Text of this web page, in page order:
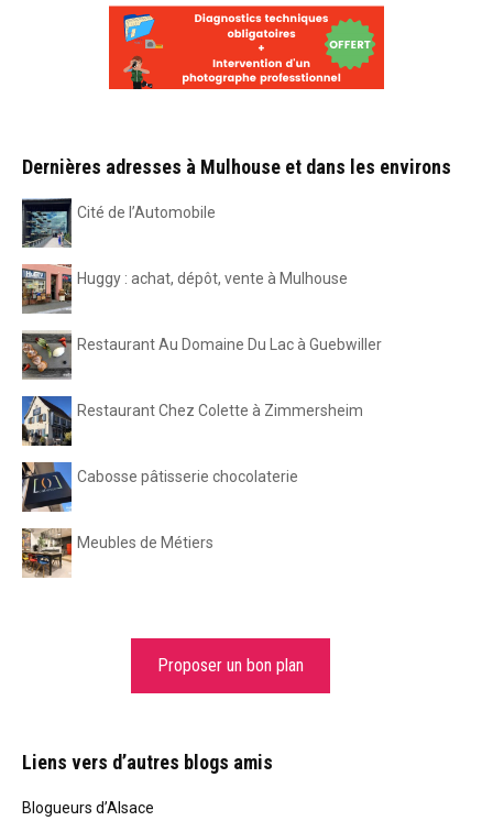
Dernières adresses à Mulhouse et dans les environs
Cité de l’Automobile
Huggy : achat, dépôt, vente à Mulhouse
Restaurant Au Domaine Du Lac à Guebwiller
Restaurant Chez Colette à Zimmersheim
Cabosse pâtisserie chocolaterie
Meubles de Métiers
Proposer un bon plan
Liens vers d’autres blogs amis
Blogueurs d’Alsace